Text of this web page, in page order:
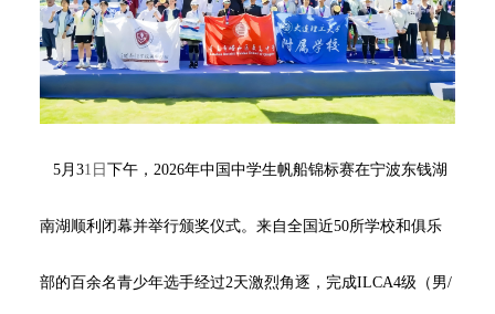
5月 31 日 下午， 2026年中国中学生帆船锦标赛在宁波东钱湖
南湖顺利闭幕并举行颁奖仪式。来自全国 近50所学校和俱乐
部的百余名青少年选手经过2天激烈角逐，完成ILCA4级（男/